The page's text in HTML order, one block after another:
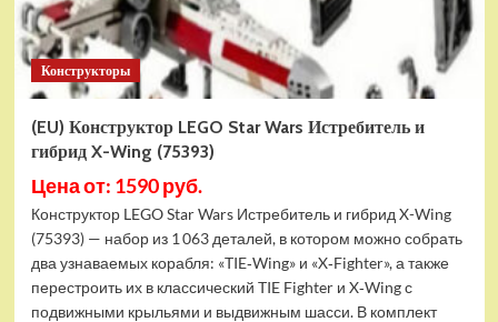
(30454)
Конструкторы
(EU) Конструктор LEGO Star Wars Истребитель и
гибрид X-Wing (75393)
Цена от: 1590 руб.
Конструктор LEGO Star Wars Истребитель и гибрид X-Wing
(75393) — набор из 1 063 деталей, в котором можно собрать
два узнаваемых корабля: «TIE‑Wing» и «X‑Fighter», а также
перестроить их в классический TIE Fighter и X‑Wing с
подвижными крыльями и выдвижным шасси. В комплект